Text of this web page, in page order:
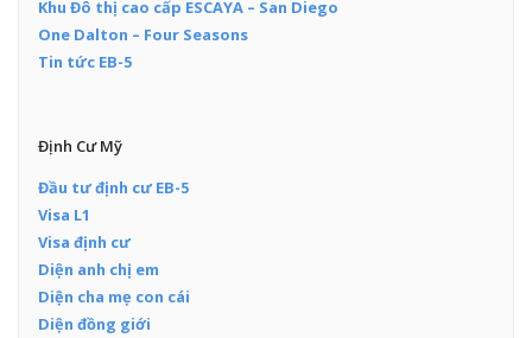
Khu Đô thị cao cấp ESCAYA – San Diego
One Dalton – Four Seasons
Tin tức EB-5
Định Cư Mỹ
Đầu tư định cư EB-5
Visa L1
Visa định cư
Diện anh chị em
Diện cha mẹ con cái
Diện đồng giới